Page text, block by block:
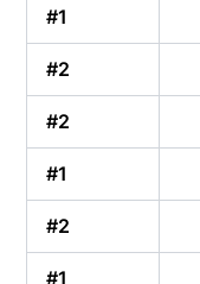
#1
#2
#2
#1
#2
#1